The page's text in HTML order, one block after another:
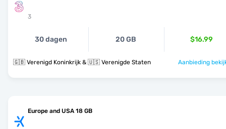
3
30 dagen 20 GB $16.99
🇬🇧 Verenigd Koninkrijk & 🇺🇸 Verenigde Staten Aanbieding
Europe and USA 18 GB